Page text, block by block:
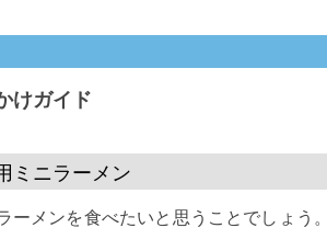
けガイド
ミニラーメン
メンを食べたいと思うことでしょう。